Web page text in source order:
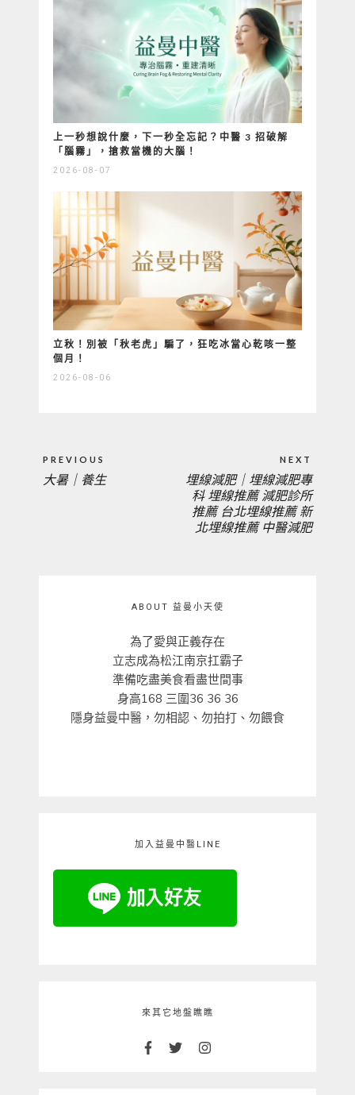
上一秒想說什麼，下一秒全忘記？中醫 3 招破解
「腦霧」，搶救當機的大腦！
2026-08-07
立秋！別被「秋老虎」騙了，狂吃冰當心乾咳一整
個月！
2026-08-06
導
PREVIOUS
PREVIOUS
大暑｜養生
NEXT
NEXT
POST:
埋線減肥｜埋線減肥專
科 埋線推薦 減肥診所
推薦 台北埋線推薦 新
北埋線推薦 中醫減肥
ABOUT 益曼小天使
為了愛與正義存在
立志成為松江南京扛霸子
準備吃盡美食看盡世間事
身高168 三圍36 36 36
隱身益曼中醫，勿相認、勿拍打、勿餵食
加入益曼中醫LINE
來其它地盤瞧瞧